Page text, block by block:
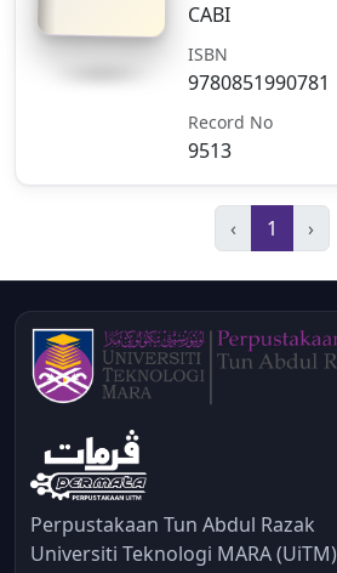
CABI
ISBN
9780851990781
Record No
9513
‹ 1 ›
Perpustakaan Tun Abdul Razak
Universiti Teknologi MARA (UiTM)